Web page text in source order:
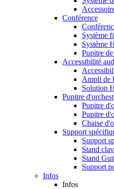
Conférence
Système
Système
Pupitre
Accessibilité
Ampli de
Solution
Pupitre
Pupitre
Pupitre
Chaise
Support
Support
Stand
Stand
Support
Infos
Infos